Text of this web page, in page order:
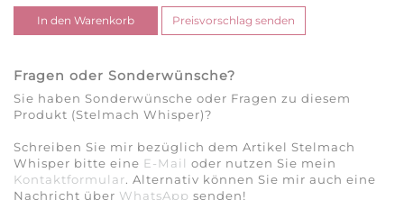
Fragen oder Sonderwünsche?
Sie haben Sonderwünsche oder Fragen zu diesem
Produkt (Stelmach Whisper)?
Schreiben Sie mir bezüglich dem Artikel Stelmach
Whisper bitte eine E-Mail oder nutzen Sie mein
Kontaktformular. Alternativ können Sie mir auch eine
Nachricht über WhatsApp senden!